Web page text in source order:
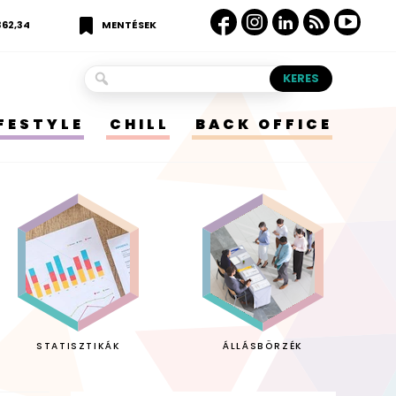
MENTÉSEK
CHILL BACK OFFICE
STATISZTIKÁK ÁLLÁSBÖRZÉK